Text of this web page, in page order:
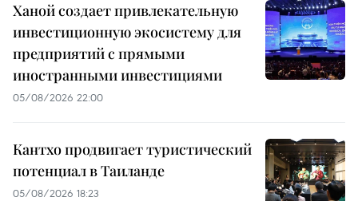
Ханой создает привлекательную
инвестиционную экосистему для
предприятий с прямыми
иностранными инвестициями
05/08/2026 22:00
Кантхо продвигает туристический
потенциал в Таиланде
05/08/2026 18:23